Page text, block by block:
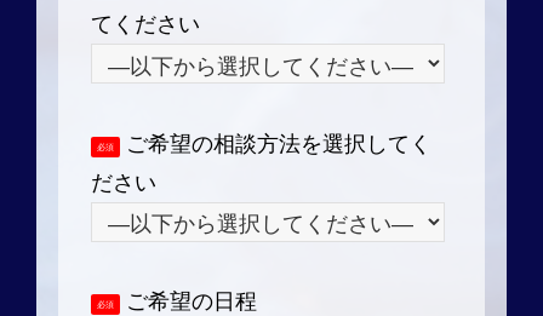
てください
必須
ご希望の相談方法を選択してく
ださい
必須 ご希望の日程